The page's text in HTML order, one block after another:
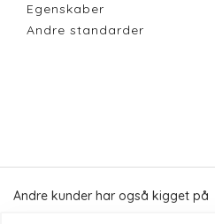
Egenskaber
Andre standarder
Andre kunder har også kigget på